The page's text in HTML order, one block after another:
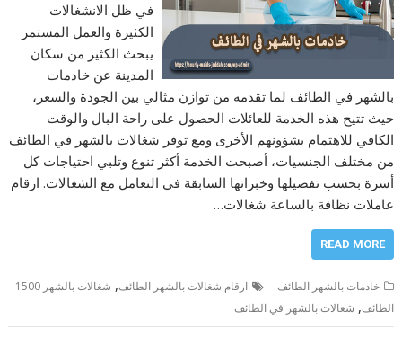
في ظل الانشغالات
الكثيرة والعمل المستمر
يبحث الكثير من سكان
المدينة عن خادمات
بالشهر في الطائف لما تقدمه من توازن مثالي بين الجودة والسعر،
حيث تتيح هذه الخدمة للعائلات الحصول على راحة البال والوقت
الكافي للاهتمام بشؤونهم الأخرى ومع توفر شغالات بالشهر في الطائف
من مختلف الجنسيات، أصبحت الخدمة أكثر تنوع وتلبي احتياجات كل
أسرة بحسب تفضيلها وخبراتها السابقة في التعامل مع الشغالات. ارقام
عاملات نظافة بالساعة شغالات…
READ MORE
خادمات بالشهر الطائف ارقام شغالات بالشهر الطائف,
شغالات بالشهر 1500
الطائف, شغالات بالشهر في الطائف